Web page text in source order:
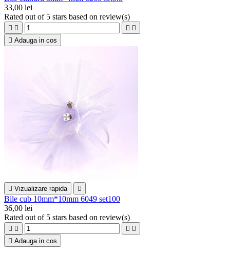
33,00 lei
Rated out of 5 stars based on review(s)
   
 Adauga in cos
 Vizualizare rapida 
Bile cub 10mm*10mm 6049 set100
36,00 lei
Rated out of 5 stars based on review(s)
   
 Adauga in cos